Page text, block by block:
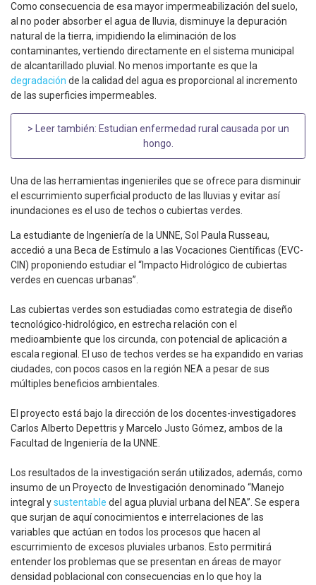
Como consecuencia de esa mayor impermeabilización del suelo,
al no poder absorber el agua de lluvia, disminuye la depuración
natural de la tierra, impidiendo la eliminación de los
contaminantes, vertiendo directamente en el sistema municipal
de alcantarillado pluvial. No menos importante es que la
degradación de la calidad del agua es proporcional al incremento
de las superficies impermeables.
> Leer también: Estudian enfermedad rural causada por un
hongo
Una de las herramientas ingenieriles que se ofrece para disminuir
el escurrimiento superficial producto de las lluvias y evitar así
inundaciones es el uso de techos o cubiertas verdes.
La estudiante de Ingeniería de la UNNE, Sol Paula Russeau,
accedió a una Beca de Estímulo a las Vocaciones Científicas (EVC-
CIN) proponiendo estudiar el “Impacto Hidrológico de cubiertas
verdes en cuencas urbanas”.
Las cubiertas verdes son estudiadas como estrategia de diseño
tecnológico-hidrológico, en estrecha relación con el
medioambiente que los circunda, con potencial de aplicación a
escala regional. El uso de techos verdes se ha expandido en varias
ciudades, con pocos casos en la región NEA a pesar de sus
múltiples beneficios ambientales.
El proyecto está bajo la dirección de los docentes-investigadores
Carlos Alberto Depettris y Marcelo Justo Gómez, ambos de la
Facultad de Ingeniería de la UNNE.
Los resultados de la investigación serán utilizados, además, como
insumo de un Proyecto de Investigación denominado “Manejo
integral ysustentable del agua pluvial urbana del NEA”. Se espera
que surjan de aquí conocimientos e interrelaciones de las
variables que actúan en todos los procesos que hacen al
escurrimiento de excesos pluviales urbanos. Esto permitirá
entender los problemas que se presentan en áreas de mayor
densidad poblacional con consecuencias en lo que hoy la